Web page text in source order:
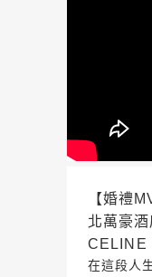
【婚禮
北萬豪
CELINE
在這段人